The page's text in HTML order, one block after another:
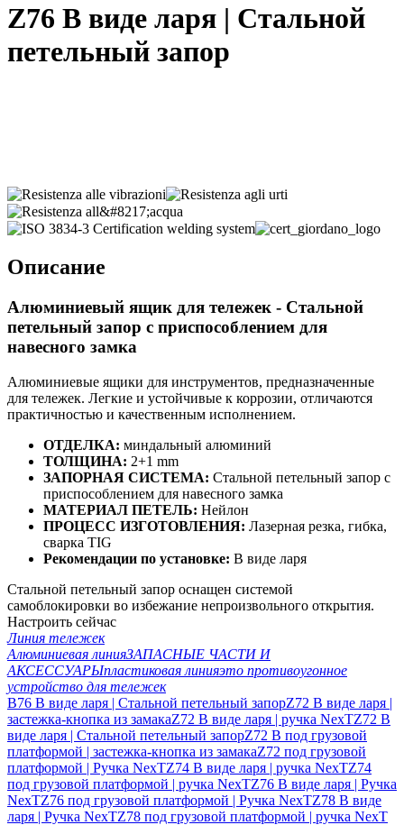
Z76 В виде ларя | Стальной
петельный запор
Описание
Алюминиевый ящик для тележек - Стальной
петельный запор с приспособлением для
навесного замка
Алюминиевые ящики для инструментов, предназначенные
для тележек. Легкие и устойчивые к коррозии, отличаются
практичностью и качественным исполнением.
ОТДЕЛКА: миндальный алюминий
ТОЛЩИНА: 2+1 mm
ЗАПОРНАЯ СИСТЕМА: Стальной петельный запор с
приспособлением для навесного замка
МАТЕРИАЛ ПЕТЕЛЬ: Нейлон
ПРОЦЕСС ИЗГОТОВЛЕНИЯ: Лазерная резка, гибка,
сварка TIG
Рекомендации по установке: В виде ларя
Стальной петельный запор оснащен системой
самоблокировки во избежание непроизвольного открытия.
Настроить сейчас
Линия тележек
Алюминиевая линияЗАПАСНЫЕ ЧАСТИ И
АКСЕССУАРЫпластиковая линияэто противоугонное
устройство для тележек
B76 В виде ларя | Стальной петельный запорZ72 В виде ларя |
застежка-кнопка из замакаZ72 В виде ларя | ручка NexTZ72 В
виде ларя | Стальной петельный запорZ72 В под грузовой
платформой | застежка-кнопка из замакаZ72 под грузовой
платформой | Ручка NexTZ74 В виде ларя | ручка NexTZ74
под грузовой платформой | ручка NexTZ76 В виде ларя | Ручка
NexTZ76 под грузовой платформой | Ручка NexTZ78 В виде
ларя | Ручка NexTZ78 под грузовой платформой | ручка NexT